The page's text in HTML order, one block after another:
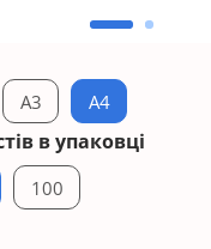
A3 A4
в упаковці
100